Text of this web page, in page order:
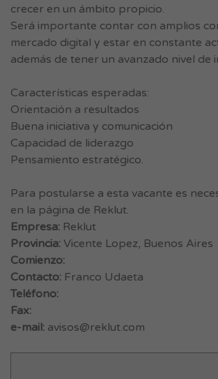
crecer en un ámbito propicio.
Será importante contar con amplios
mercado digital y estar en constante
además de tener un avanzado nivel de
Características esperadas:
Orientación a resultados
Buena iniciativa y comunicación
Capacidad de liderazgo
Pensamiento estratégico.
Para postularse a esta vacante es
en la página de Reklut.
Empresa: Reklut
Provincia: Vicente Lopez, Buenos Aires
Comienzo:
Contacto: Franco Udaeta
Teléfono:
Fax:
e-mail: avisos@reklut.com